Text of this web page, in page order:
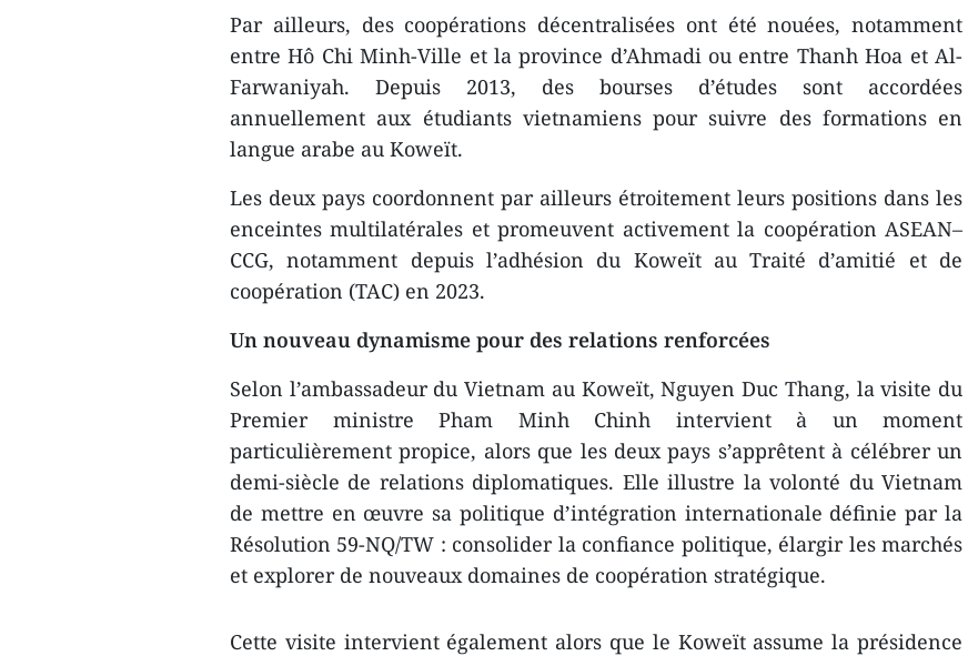
Par ailleurs, des coopérations décentralisées ont été nouées, notamment
entre Hô Chi Minh-Ville et la province d’Ahmadi ou entre Thanh Hoa et Al-
Farwaniyah. Depuis 2013, des bourses d’études sont accordées
annuellement aux étudiants vietnamiens pour suivre des formations en
langue arabe au Koweït.
Les deux pays coordonnent par ailleurs étroitement leurs positions dans les
enceintes multilatérales et promeuvent activement la coopération ASEAN–
CCG, notamment depuis l’adhésion du Koweït au Traité d’amitié et de
coopération (TAC) en 2023.
Un nouveau dynamisme pour des relations renforcées
Selon l’ambassadeur du Vietnam au Koweït, Nguyen Duc Thang, la visite du
Premier ministre Pham Minh Chinh intervient à un moment
particulièrement propice, alors que les deux pays s’apprêtent à célébrer un
demi-siècle de relations diplomatiques. Elle illustre la volonté du Vietnam
de mettre en œuvre sa politique d’intégration internationale définie par la
Résolution 59-NQ/TW : consolider la confiance politique, élargir les marchés
et explorer de nouveaux domaines de coopération stratégique.
Cette visite intervient également alors que le Koweït assume la présidence